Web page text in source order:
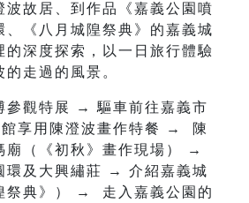
波故居、到作品《嘉義公園噴
、《八月城隍祭典》的嘉義城
的深度探索，以一日旅行體驗
走過的風景。
參觀特展 → 驅車前往嘉義市
享用陳澄波畫作特餐 → 陳
廟（《初秋》畫作現場） →
環及大興繡莊 → 介紹嘉義城
祭典》） → 走入嘉義公園的